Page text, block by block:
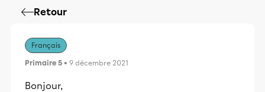
Retour
Français
Primaire 5 • 9 décembre 2021
Bonjour,